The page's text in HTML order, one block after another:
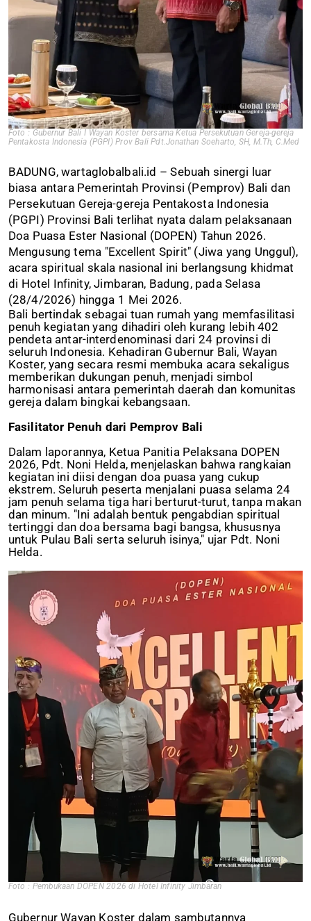
Foto : Gubernur Bali I Wayan Koster bersama Ketua Persekutuan Gereja-gereja
Pentakosta Indonesia (PGPI) Prov Bali Pdt.Jonathan Soeharto, SH, M.Th, C.Med
BADUNG, wartaglobalbali.id – Sebuah sinergi luar
biasa antara Pemerintah Provinsi (Pemprov) Bali dan
Persekutuan Gereja-gereja Pentakosta Indonesia
(PGPI) Provinsi Bali terlihat nyata dalam pelaksanaan
Doa Puasa Ester Nasional (DOPEN) Tahun 2026.
Mengusung tema "Excellent Spirit" (Jiwa yang Unggul),
acara spiritual skala nasional ini berlangsung khidmat
di Hotel Infinity, Jimbaran, Badung, pada Selasa
(28/4/2026) hingga 1 Mei 2026.
Bali bertindak sebagai tuan rumah yang memfasilitasi
penuh kegiatan yang dihadiri oleh kurang lebih 402
pendeta antar-interdenominasi dari 24 provinsi di
seluruh Indonesia. Kehadiran Gubernur Bali, Wayan
Koster, yang secara resmi membuka acara sekaligus
memberikan dukungan penuh, menjadi simbol
harmonisasi antara pemerintah daerah dan komunitas
gereja dalam bingkai kebangsaan.
Fasilitator Penuh dari Pemprov Bali
Dalam laporannya, Ketua Panitia Pelaksana DOPEN
2026, Pdt. Noni Helda, menjelaskan bahwa rangkaian
kegiatan ini diisi dengan doa puasa yang cukup
ekstrem. Seluruh peserta menjalani puasa selama 24
jam penuh selama tiga hari berturut-turut, tanpa makan
dan minum. "Ini adalah bentuk pengabdian spiritual
tertinggi dan doa bersama bagi bangsa, khususnya
untuk Pulau Bali serta seluruh isinya," ujar Pdt. Noni
Helda.
Foto : Pembukaan DOPEN 2026 di Hotel Infinity Jimbaran
Gubernur Wayan Koster dalam sambutannya